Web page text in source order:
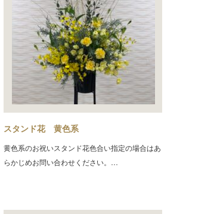
スタンド花 黄色系
黄色系のお祝いスタンド花色合い指定の場合はあ
らかじめお問い合わせください。…